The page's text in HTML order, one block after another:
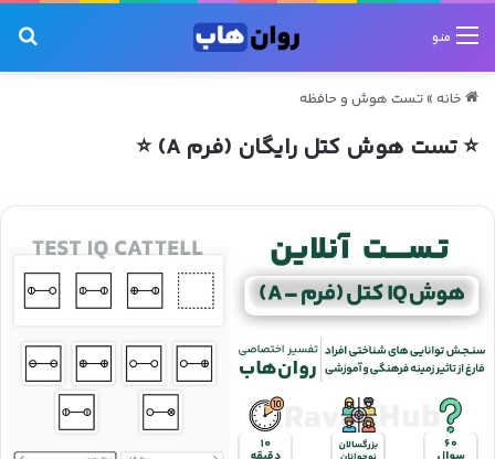
منو
خانه »تست هوش و حافظه
⭐ تست هوش کتل رایگان (فرم A) ⭐